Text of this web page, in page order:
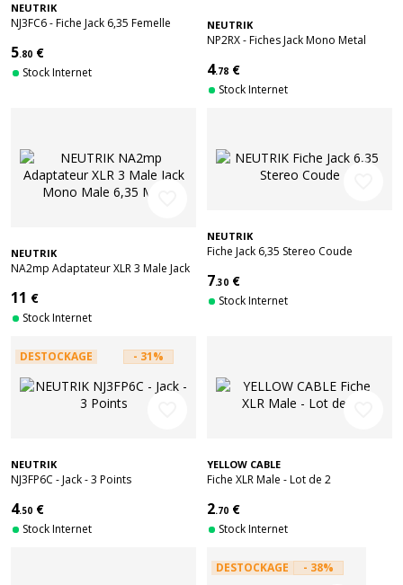
NEUTRIK
NJ3FC6 - Fiche Jack 6,35 Femelle
5.80 €
Stock Internet
NEUTRIK
NP2RX - Fiches Jack Mono Metal
4.78 €
Stock Internet
NEUTRIK
NA2mp Adaptateur XLR 3 Male Jack
11 €
Stock Internet
NEUTRIK
Fiche Jack 6,35 Stereo Coude
7.30 €
Stock Internet
DESTOCKAGE - 31%
NEUTRIK
NJ3FP6C - Jack - 3 Points
4.50 €
Stock Internet
YELLOW CABLE
Fiche XLR Male - Lot de 2
2.70 €
Stock Internet
DESTOCKAGE - 38%